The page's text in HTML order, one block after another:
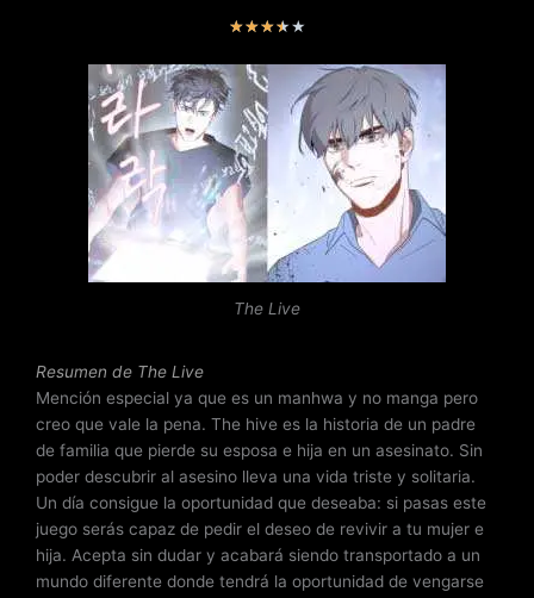
★★★★★V
o
r
a
d
c
o
n
d
e
5
The Live
Resumen de The Live
Mención especial ya que es un manhwa y no manga pero
creo que vale la pena. The hive es la historia de un padre
de familia que pierde su esposa e hija en un asesinato. Sin
poder descubrir al asesino lleva una vida triste y solitaria.
Un día consigue la oportunidad que deseaba: si pasas este
juego serás capaz de pedir el deseo de revivir a tu mujer e
hija. Acepta sin dudar y acabará siendo transportado a un
mundo diferente donde tendrá la oportunidad de vengarse